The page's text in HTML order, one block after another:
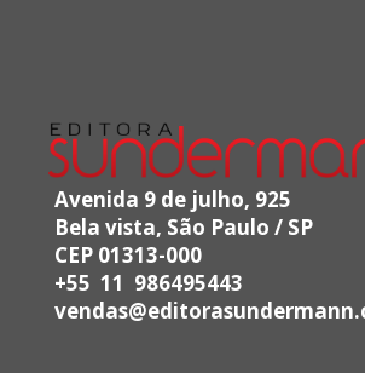
Avenida 9 de julho, 925
Bela vista, São Paulo / SP
CEP 01313-000
+55 11 986495443